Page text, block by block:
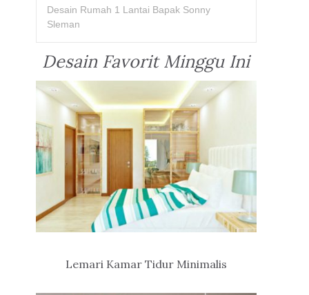
Desain Rumah 1 Lantai Bapak Sonny
Sleman
Desain Favorit Minggu Ini
Lemari Kamar Tidur Minimalis